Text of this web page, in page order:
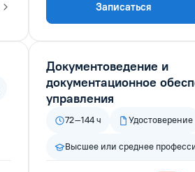
Записаться
Документоведение и
документационное
управления
72–144 ч Удостоверение
Высшее или среднее